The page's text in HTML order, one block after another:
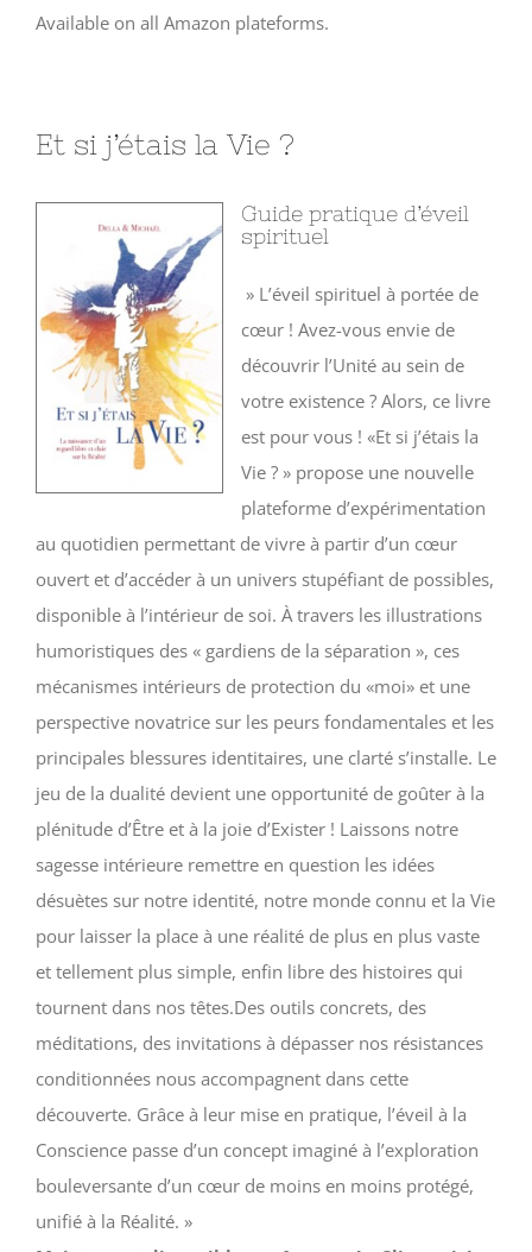
Available on all Amazon plateforms.
Et si j’étais la Vie ?
Guide pratique d’éveil
spirituel
» L’éveil spirituel à portée de
cœur ! Avez-vous envie de
découvrir l’Unité au sein de
votre existence ? Alors, ce livre
est pour vous ! «Et si j’étais la
Vie ? » propose une nouvelle
plateforme d’expérimentation
au quotidien permettant de vivre à partir d’un cœur
ouvert et d’accéder à un univers stupéfiant de possibles,
disponible à l’intérieur de soi. À travers les illustrations
humoristiques des « gardiens de la séparation », ces
mécanismes intérieurs de protection du «moi» et une
perspective novatrice sur les peurs fondamentales et les
principales blessures identitaires, une clarté s’installe. Le
jeu de la dualité devient une opportunité de goûter à la
plénitude d’Être et à la joie d’Exister ! Laissons notre
sagesse intérieure remettre en question les idées
désuètes sur notre identité, notre monde connu et la Vie
pour laisser la place à une réalité de plus en plus vaste
et tellement plus simple, enfin libre des histoires qui
tournent dans nos têtes.Des outils concrets, des
méditations, des invitations à dépasser nos résistances
conditionnées nous accompagnent dans cette
découverte. Grâce à leur mise en pratique, l’éveil à la
Conscience passe d’un concept imaginé à l’exploration
bouleversante d’un cœur de moins en moins protégé,
unifié à la Réalité. »